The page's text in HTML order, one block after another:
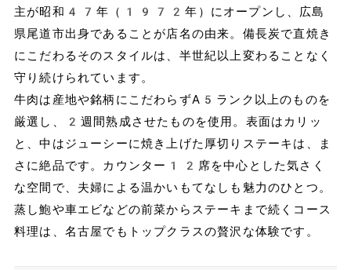
主が昭和47年（1972年）にオープンし、広島
県尾道市出身であることが店名の由来。備長炭で直焼き
にこだわるそのスタイルは、半世紀以上変わることなく
守り続けられています。
牛肉は産地や銘柄にこだわらずA5ランク以上のものを
厳選し、2週間熟成させたものを使用。表面はカリッ
と、中はジューシーに焼き上げた厚切りステーキは、ま
さに絶品です。カウンター12席を中心とした気さく
な空間で、夫婦による温かいもてなしも魅力のひとつ。
蒸し鮑や車エビなどの前菜からステーキまで続くコース
料理は、名古屋でもトップクラスの贅沢な体験です。